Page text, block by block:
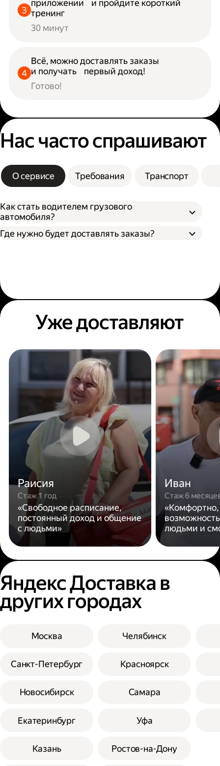
приложении и пройдите короткий
тренинг
30 минут
Всё, можно доставлять заказы
и получать первый доход!
Готово!
Нас часто спрашивают
О сервисе Требования Транспорт
Как стать водителем грузового
автомобиля?
Где нужно будет доставлять заказы?
Уже доставляют
Раисия
Стаж 1 год
«Свободное расписание,
постоянный доход и общение
с людьми»
Иван
Стаж 6
людьми и
Яндекс Доставка в
других городах
Москва
Санкт-Петербург
Новосибирск
Екатеринбург
Казань
Челябинск
Красноярск
Самара
Уфа
Ростов-на-Дону